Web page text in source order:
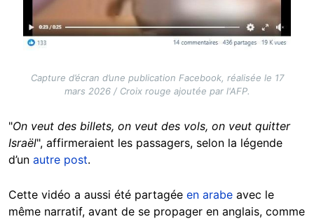
Capture d’écran d’une publication Facebook, réalisée le 17
mars 2026 / Croix rouge ajoutée par l'AFP.
"On veut des billets, on veut des vols, on veut quitter
Israël", affirmeraient les passagers, selon la légende
d’un autre post.
Cette vidéo a aussi été partagée en arabe avec le
même narratif, avant de se propager en anglais, comme